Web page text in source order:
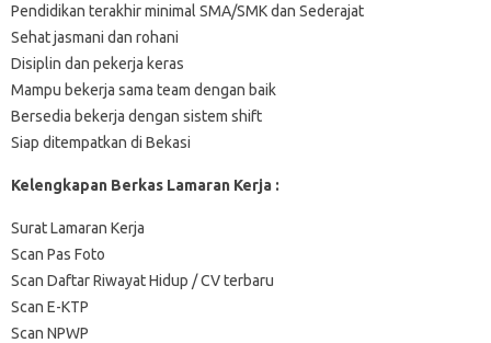
Pendidikan terakhir minimal SMA/SMK dan Sederajat
Sehat jasmani dan rohani
Disiplin dan pekerja keras
Mampu bekerja sama team dengan baik
Bersedia bekerja dengan sistem shift
Siap ditempatkan di Bekasi
Kelengkapan Berkas Lamaran Kerja :
Surat Lamaran Kerja
Scan Pas Foto
Scan Daftar Riwayat Hidup / CV terbaru
Scan E-KTP
Scan NPWP